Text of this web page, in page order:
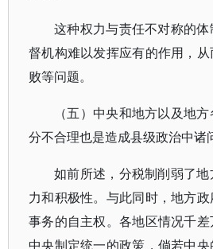
这种权力与责任不对称的
督机构难以发挥应有的作用，
败等问题。
（五）中央和地方以及地
分不合理也是造成县级政治中诸
如前所述，分税制削弱了
力和积极性。与此同时，地方
事务的自主权。各地区情况千
中央制定统一的政策，倘若中